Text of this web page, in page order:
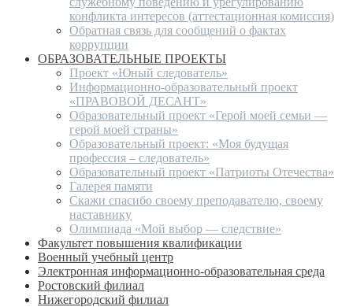
конфликта интересов (аттестационная комиссия)
Обратная связь для сообщений о фактах
коррупции
ОБРАЗОВАТЕЛЬНЫЕ ПРОЕКТЫ
Проект «Юный следователь»
Информационно-образовательный проект
«ПРАВОВОЙ ДЕСАНТ»
Образовательный проект «Герой моей семьи —
герой моей страны»
Образовательный проект: «Моя будущая
профессия – следователь»
Образовательный проект «Патриоты Отечества»
Галерея памяти
Скажи спасибо своему преподавателю, своему
наставнику
Олимпиада «Мой выбор — следствие»
Факультет повышения квалификации
Военный учебный центр
Электронная информационно-образовательная среда
Ростовский филиал
Нижегородский филиал